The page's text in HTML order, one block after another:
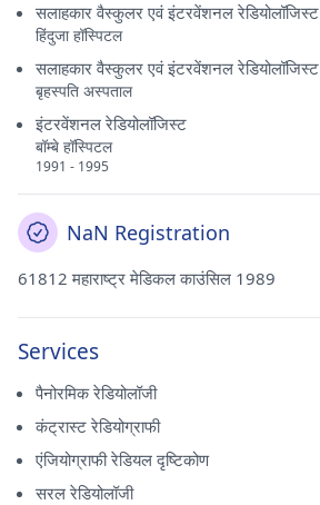
सलाहकार वैस्कुलर एवं इंटरवेंशनल रेडियोलॉजिस्ट
हिंदुजा हॉस्पिटल
सलाहकार वैस्कुलर एवं इंटरवेंशनल रेडियोलॉजिस्ट
बृहस्पति अस्पताल
इंटरवेंशनल रेडियोलॉजिस्ट
बॉम्बे हॉस्पिटल
1991 - 1995
NaN Registration
61812 महाराष्ट्र मेडिकल काउंसिल 1989
Services
पैनोरमिक रेडियोलॉजी
कंट्रास्ट रेडियोग्राफी
एंजियोग्राफी रेडियल दृष्टिकोण
सरल रेडियोलॉजी